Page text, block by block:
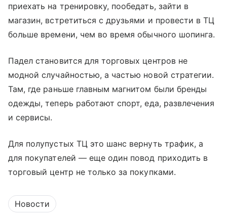
приехать на тренировку, пообедать, зайти в
магазин, встретиться с друзьями и провести в ТЦ
больше времени, чем во время обычного шопинга.
Падел становится для торговых центров не
модной случайностью, а частью новой стратегии.
Там, где раньше главным магнитом были бренды
одежды, теперь работают спорт, еда, развлечения
и сервисы.
Для полупустых ТЦ это шанс вернуть трафик, а
для покупателей — еще один повод приходить в
торговый центр не только за покупками.
Новости